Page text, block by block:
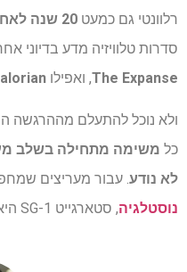
רלוונטי גם כמעט 20 שנה לאחר מכן
סדרות טלוויזיה מדע בדיוני
The Expanse, ואפילו
ולא נוכל להתעלם מההרגשה
כל משימה מתחילה בשלב
לא נודע. עבור מעריצים
נוסטלגיה, סטארגייט SG-1 היא בדיוק מה ש-2025 צריכה.